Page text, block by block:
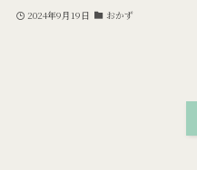
2024年9月19日 おかず